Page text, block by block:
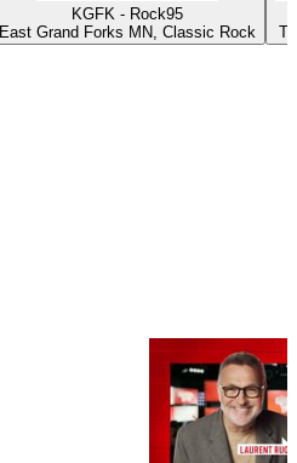
KGFK - Rock95
East Grand Forks MN, Classic Rock